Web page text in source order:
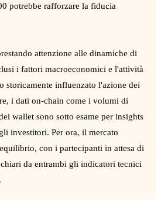
potrebbe rafforzare la fiducia
attenzione alle dinamiche di
i fattori macroeconomici e l'attività
storicamente influenzato l'azione dei
i dati on-chain come i volumi di
wallet sono sotto esame per insights
investitori. Per ora, il mercato
con i partecipanti in attesa di
da entrambi gli indicatori tecnici